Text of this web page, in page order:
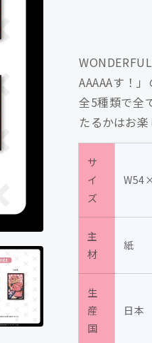
風
カ
ー
ド
【成
敗
い
た
AAAAA
す！】
（全
種）/
の
数
AAAAAす！
全5種類で全
たるかはお
サ
イ
ズ
主
材
紙
生
産
国
日本